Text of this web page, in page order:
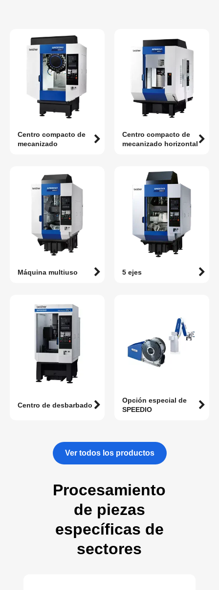
Centro compacto de
mecanizado
Centro compacto de
mecanizado horizontal
Máquina multiuso 5 ejes
Centro de desbarbado
Opción especial de
SPEEDIO
Ver todos los productos
Procesamiento
de piezas
específicas de
sectores